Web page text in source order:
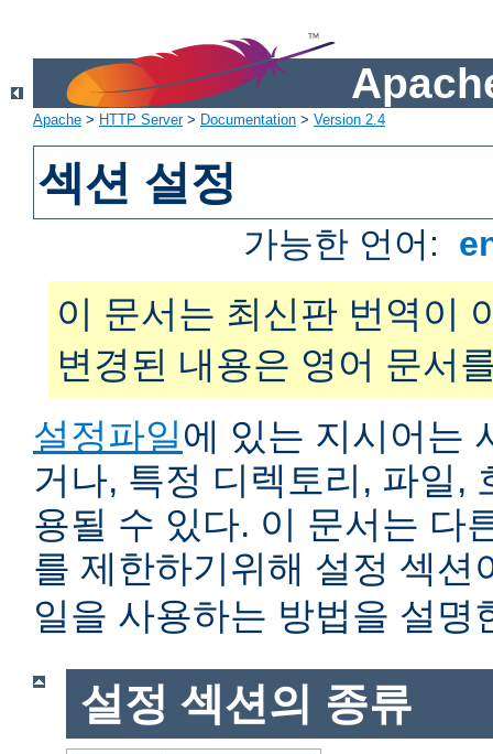
Apache > HTTP Server> Documentation > Version 2.4
섹션 설정
가능한 언어:
이 문서는 최신판 번역이
변경된 내용은 영어 문서
설정파일에 있는 지시어는
거나, 특정 디렉토리, 파일,
용될 수 있다. 이 문서는 다
를 제한하기위해 설정 섹션
일을 사용하는 방법을 설명
설정 섹션의 종류